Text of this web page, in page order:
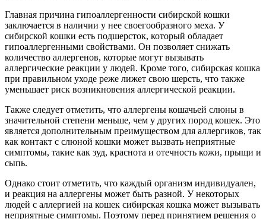
Главная причина гипоаллергенности сибирской кошки
заключается в наличии у нее своегообразного меха. У
сибирской кошки есть подшерсток, который обладает
гипоаллергенными свойствами. Он позволяет снижать
количество аллергенов, которые могут вызывать
аллергические реакции у людей. Кроме того, сибирская кошка
при правильном уходе реже лижет свою шерсть, что также
уменьшает риск возникновения аллергической реакции.
Также следует отметить, что аллергены кошачьей слюны в
значительной степени меньше, чем у других пород кошек. Это
является дополнительным преимуществом для аллергиков, так
как контакт с слюной кошки может вызвать неприятные
симптомы, такие как зуд, краснота и отечность кожи, прыщи и
сыпь.
Однако стоит отметить, что каждый организм индивидуален,
и реакция на аллергены может быть разной. У некоторых
людей с аллергией на кошек сибирская кошка может вызывать
неприятные симптомы. Поэтому перед принятием решения о